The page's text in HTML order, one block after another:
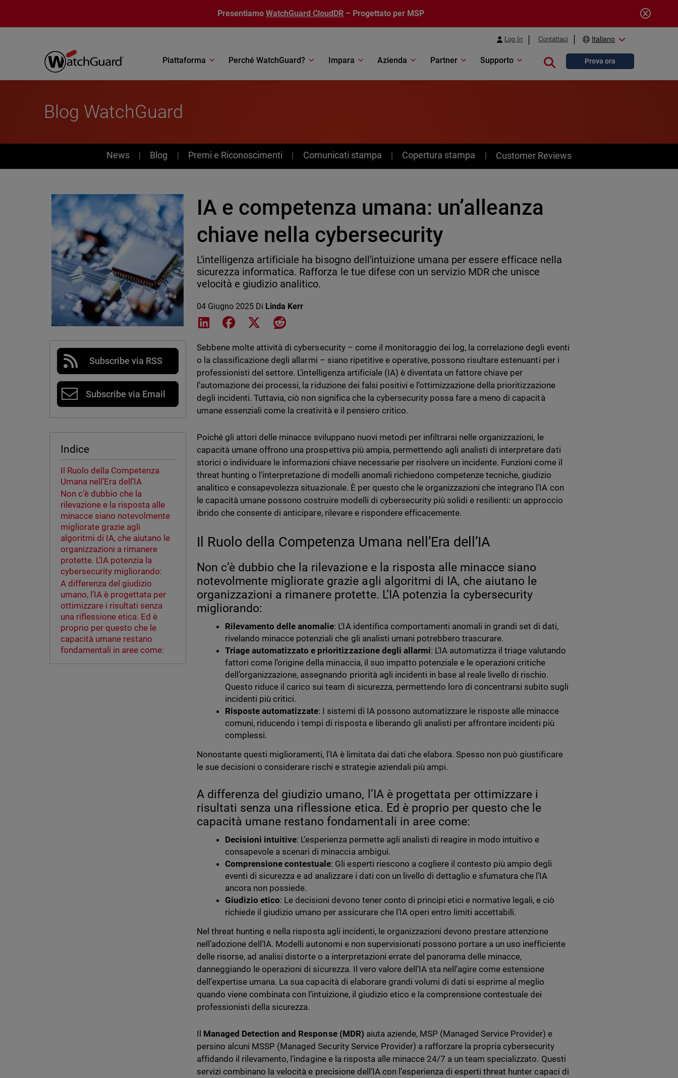
Presentiamo WatchGuard CloudDR – Progettato per MSP
Log In Contattaci Italiano
Piattaforma Perché WatchGuard? Impara Azienda Partner Supporto Close searchProva ora
Blog WatchGuard
News
News Blog Premi e Riconoscimenti Comunicati stampa Copertura stampa Customer Reviews
Subscribe via RSS
Subscribe via Email
Indice
Il Ruolo della Competenza
Umana nell’Era dell’IA
Non c’è dubbio che la
rilevazione e la risposta alle
minacce siano notevolmente
migliorate grazie agli
algoritmi di IA, che aiutano le
organizzazioni a rimanere
protette. L’IA potenzia la
cybersecurity migliorando:
A differenza del giudizio
umano, l’IA è progettata per
ottimizzare i risultati senza
una riflessione etica. Ed è
proprio per questo che le
capacità umane restano
fondamentali in aree come:
IA e competenza umana: un’alleanza
chiave nella cybersecurity
L'intelligenza artificiale ha bisogno dell'intuizione umana per essere efficace nella
sicurezza informatica. Rafforza le tue difese con un servizio MDR che unisce
velocità e giudizio analitico.
04 Giugno 2025 Di Linda Kerr
Share on LinkedIn
Share on Facebook
Share on XShare on Reddit
Sebbene molte attività di cybersecurity – come il monitoraggio dei log, la correlazione degli eventi
o la classificazione degli allarmi – siano ripetitive e operative, possono risultare estenuanti per i
professionisti del settore. L’intelligenza artificiale (IA) è diventata un fattore chiave per
l’automazione dei processi, la riduzione dei falsi positivi e l’ottimizzazione della prioritizzazione
degli incidenti. Tuttavia, ciò non significa che la cybersecurity possa fare a meno di capacità
umane essenziali come la creatività e il pensiero critico.
Poiché gli attori delle minacce sviluppano nuovi metodi per infiltrarsi nelle organizzazioni, le
capacità umane offrono una prospettiva più ampia, permettendo agli analisti di interpretare dati
storici o individuare le informazioni chiave necessarie per risolvere un incidente. Funzioni come il
threat hunting o l’interpretazione di modelli anomali richiedono competenze tecniche, giudizio
analitico e consapevolezza situazionale. È per questo che le organizzazioni che integrano l’IA con
le capacità umane possono costruire modelli di cybersecurity più solidi e resilienti: un approccio
ibrido che consente di anticipare, rilevare e rispondere efficacemente.
Il Ruolo della Competenza Umana nell’Era dell’IA
Non c’è dubbio che la rilevazione e la risposta alle minacce siano
notevolmente migliorate grazie agli algoritmi di IA, che aiutano le
organizzazioni a rimanere protette. L’IA potenzia la cybersecurity
migliorando:
Rilevamento delle anomalie: L’IA identifica comportamenti anomali in grandi set di dati,
rivelando minacce potenziali che gli analisti umani potrebbero trascurare.
Triage automatizzato e prioritizzazione degli allarmi: L’IA automatizza il triage valutando
fattori come l’origine della minaccia, il suo impatto potenziale e le operazioni critiche
dell’organizzazione, assegnando priorità agli incidenti in base al reale livello di rischio.
Questo riduce il carico sui team di sicurezza, permettendo loro di concentrarsi subito sugli
incidenti più critici.
Risposte automatizzate: I sistemi di IA possono automatizzare le risposte alle minacce
comuni, riducendo i tempi di risposta e liberando gli analisti per affrontare incidenti più
complessi.
Nonostante questi miglioramenti, l’IA è limitata dai dati che elabora. Spesso non può giustificare
le sue decisioni o considerare rischi e strategie aziendali più ampi.
A differenza del giudizio umano, l’IA è progettata per ottimizzare i
risultati senza una riflessione etica. Ed è proprio per questo che le
capacità umane restano fondamentali in aree come:
Decisioni intuitive: L’esperienza permette agli analisti di reagire in modo intuitivo e
consapevole a scenari di minaccia ambigui.
Comprensione contestuale: Gli esperti riescono a cogliere il contesto più ampio degli
eventi di sicurezza e ad analizzare i dati con un livello di dettaglio e sfumatura che l’IA
ancora non possiede.
Giudizio etico: Le decisioni devono tener conto di principi etici e normative legali, e ciò
richiede il giudizio umano per assicurare che l’IA operi entro limiti accettabili.
Nel threat hunting e nella risposta agli incidenti, le organizzazioni devono prestare attenzione
nell’adozione dell’IA. Modelli autonomi e non supervisionati possono portare a un uso inefficiente
delle risorse, ad analisi distorte o a interpretazioni errate del panorama delle minacce,
danneggiando le operazioni di sicurezza. Il vero valore dell’IA sta nell’agire come estensione
dell’expertise umana. La sua capacità di elaborare grandi volumi di dati si esprime al meglio
quando viene combinata con l’intuizione, il giudizio etico e la comprensione contestuale dei
professionisti della sicurezza.
Il Managed Detection and Response (MDR) aiuta aziende, MSP (Managed Service Provider) e
persino alcuni MSSP (Managed Security Service Provider) a rafforzare la propria cybersecurity
affidando il rilevamento, l’indagine e la risposta alle minacce 24/7 a un team specializzato. Questi
servizi combinano la velocità e precisione dell’IA con l’esperienza di esperti threat hunter capaci di